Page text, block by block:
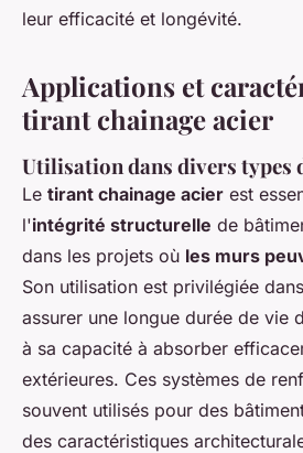
leur efficacité et longévité.
Applications et
tirant chainage acier
Utilisation dans divers types
Le tirant chainage acier est
l'intégrité structurelle de
dans les projets où les murs
Son utilisation est privilégiée
assurer une longue durée de vie
à sa capacité à absorber
extérieures. Ces systèmes de
souvent utilisés pour des
des caractéristiques